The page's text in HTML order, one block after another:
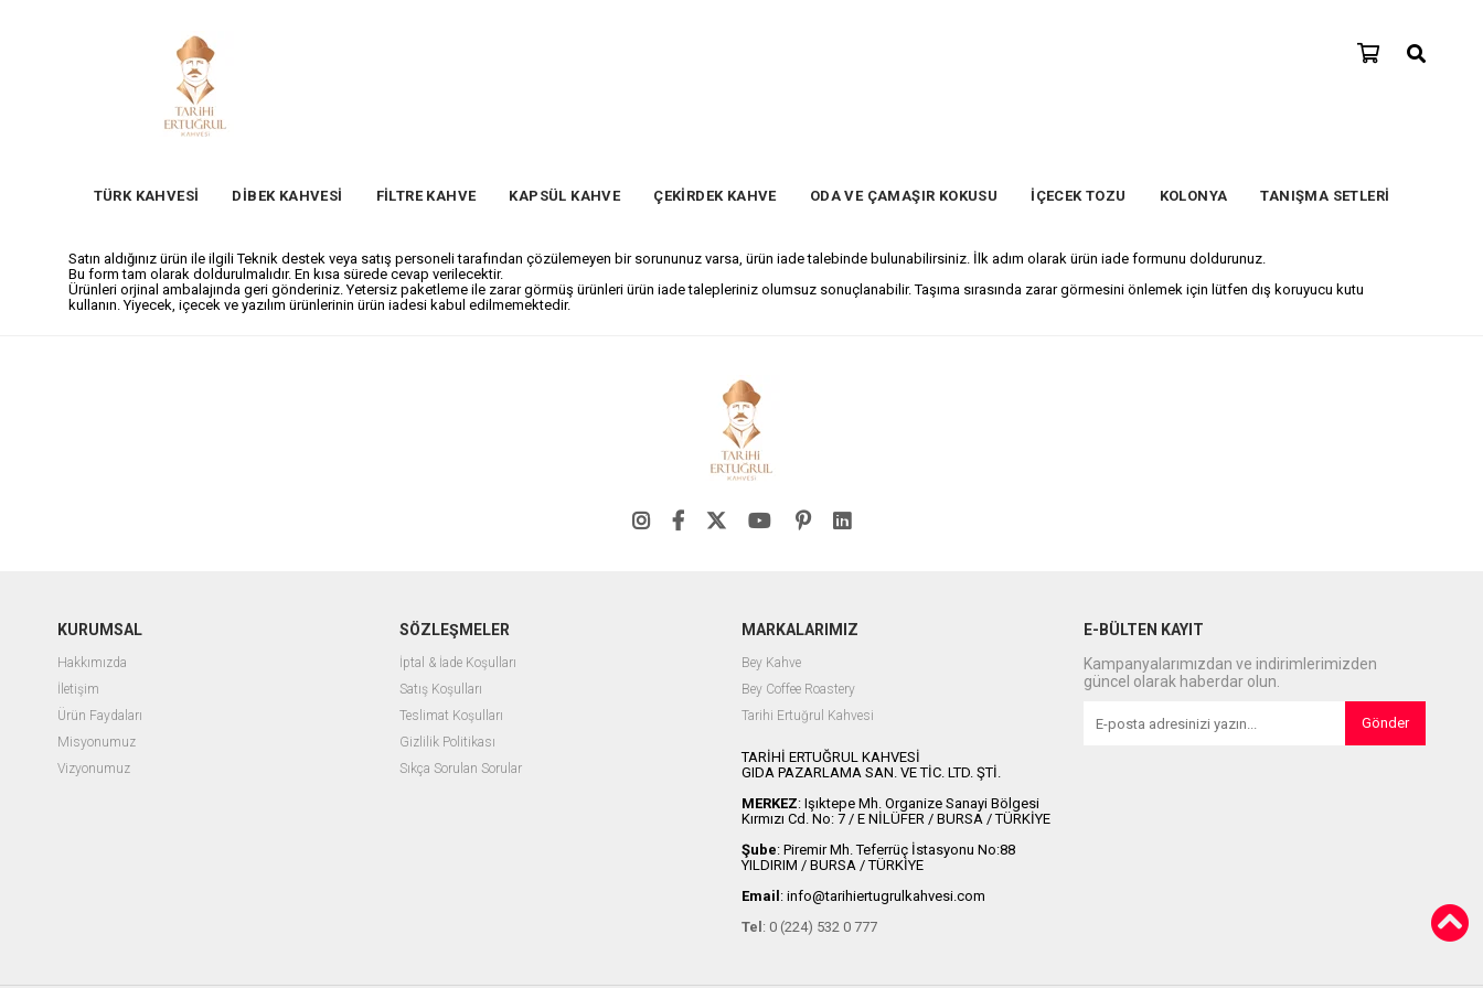
TÜRK KAHVESİ DİBEK KAHVESİ FİLTRE KAHVE KAPSÜL KAHVE ÇEKİRDEK KAHVE ODA VE ÇAMAŞIR KOKUSU İÇECEK TOZU KOLONYA TANIŞMA SETLERİ
Satın aldığınız ürün ile ilgili Teknik destek veya satış personeli tarafından çözülemeyen bir sorununuz varsa, ürün iade talebinde bulunabilirsiniz. İlk adım olarak ürün iade formunu doldurunuz.
Bu form tam olarak doldurulmalıdır. En kısa sürede cevap verilecektir.
Ürünleri orjinal ambalajında geri gönderiniz. Yetersiz paketleme ile zarar görmüş ürünleri ürün iade talepleriniz olumsuz sonuçlanabilir. Taşıma sırasında zarar görmesini önlemek için lütfen dış koruyucu kutu
kullanın. Yiyecek, içecek ve yazılım ürünlerinin ürün iadesi kabul edilmemektedir.
KURUMSAL
Hakkımızda
İletişim
Ürün Faydaları
Misyonumuz
Vizyonumuz
SÖZLEŞMELER
İptal & İade Koşulları
Satış Koşulları
Teslimat Koşulları
Gizlilik Politikası
Sıkça Sorulan Sorular
MARKALARIMIZ
Bey Kahve
Bey Coffee Roastery
Tarihi Ertuğrul Kahvesi
TARİHİ ERTUĞRUL KAHVESİ
GIDA PAZARLAMA SAN. VE TİC. LTD. ŞTİ.
MERKEZ: Işıktepe Mh. Organize Sanayi Bölgesi
Kırmızı Cd. No: 7 / E NİLÜFER / BURSA / TÜRKİYE
Şube: Piremir Mh. Teferrüç İstasyonu No:88
YILDIRIM / BURSA / TÜRKİYE
Email : info@tarihiertugrulkahvesi.com
Tel : 0 (224) 532 0 777
E-BÜLTEN KAYIT
Kampanyalarımızdan ve indirimlerimizden
güncel olarak haberdar olun.
Gönder